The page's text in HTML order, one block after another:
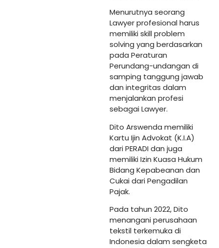
Menurutnya seorang
Lawyer profesional harus
memiliki skill problem
solving yang berdasarkan
pada Peraturan
Perundang-undangan di
samping tanggung jawab
dan integritas dalam
menjalankan profesi
sebagai Lawyer.
Dito Arswenda memiliki
Kartu Ijin Advokat (K.I.A)
dari PERADI dan juga
memiliki Izin Kuasa Hukum
Bidang Kepabeanan dan
Cukai dari Pengadilan
Pajak.
Pada tahun 2022, Dito
menangani perusahaan
tekstil terkemuka di
Indonesia dalam sengketa